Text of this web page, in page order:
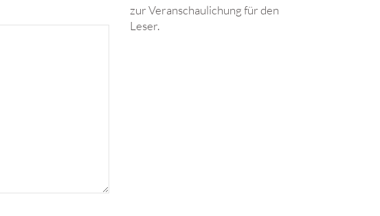
zur Veranschaulichung für den
Leser.